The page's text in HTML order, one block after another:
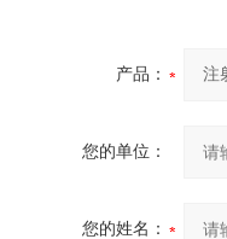
产品：
您的单位：
您的姓名：